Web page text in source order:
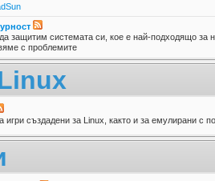
защитим системата си, кое е най-подходящо за
с проблемите
игри създадени за Linux, както и за емулирани с